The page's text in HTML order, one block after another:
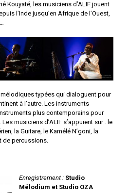
Kouyaté, les musiciens d’ALIF jouent
l’Inde jusqu’en Afrique de l’Ouest,
typées qui dialoguent pour
à l’autre. Les instruments
plus contemporains pour
musiciens d’ALIF s’appuient sur : le
la Guitare, le Kamélé N’goni, la
de percussions.
Enregistrement : Studio
Mélodium et Studio OZA